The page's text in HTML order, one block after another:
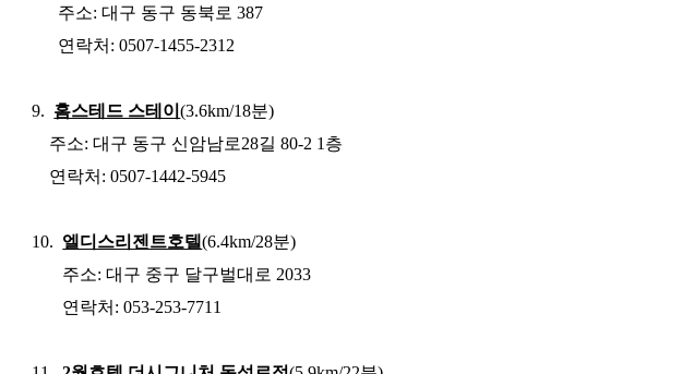
주소:대구 동구 동북로 387
연락처:0507-1455-2312
9. 홈스테드 스테이(3.6km/18분)
주소:대구 동구 신암남로28길 80-2 1 층
연락처 : 0507-1442-5945
10. 엘디스리젠트호텔(6.4km/28분)
주소:대구 중구 달구벌대로 2033
연락처 : 053-253-7711